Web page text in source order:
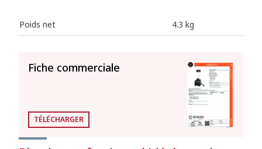
Poids net 4.3 kg
Fiche commerciale
TÉLÉCHARGER